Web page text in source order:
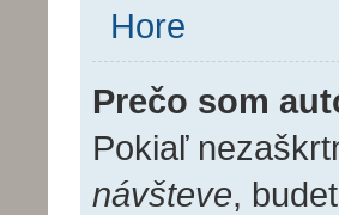
Hore
Prečo som
Pokiaľ
návšteve,